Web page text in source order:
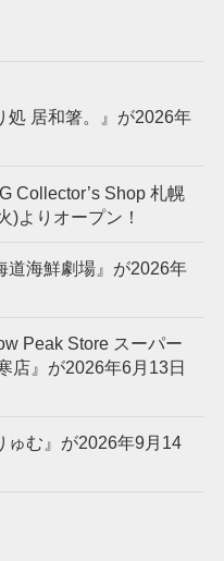
処 居和箸。』が2026年
Collector’s Shop 札幌
)よりオープン！
道海鮮劇場』が2026年
Peak Store スーパー
店』が2026年6月13日
ゅむ』が2026年9月14